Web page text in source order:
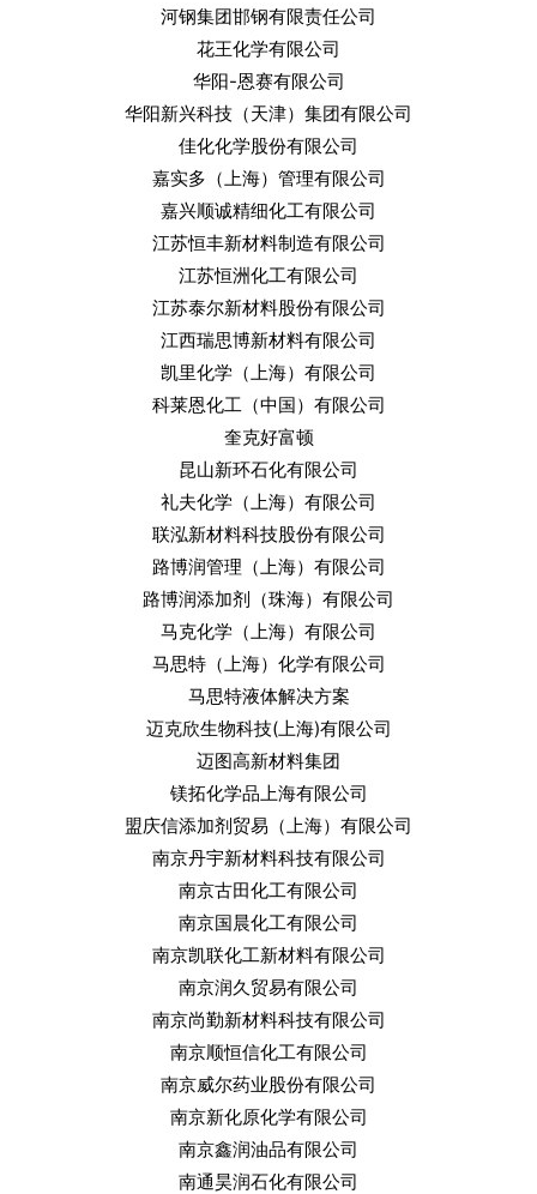
河钢集团邯钢有限责任公司
花王化学有限公司
华阳-恩赛有限公司
华阳新兴科技（天津）集团有限公司
佳化化学股份有限公司
嘉实多（上海）管理有限公司
嘉兴顺诚精细化工有限公司
江苏恒丰新材料制造有限公司
江苏恒洲化工有限公司
江苏泰尔新材料股份有限公司
江西瑞思博新材料有限公司
凯里化学（上海）有限公司
科莱恩化工（中国）有限公司
奎克好富顿
昆山新环石化有限公司
礼夫化学（上海）有限公司
联泓新材料科技股份有限公司
路博润管理（上海）有限公司
路博润添加剂（珠海）有限公司
马克化学（上海）有限公司
马思特（上海）化学有限公司
马思特液体解决方案
迈克欣生物科技(上海)有限公司
迈图高新材料集团
镁拓化学品上海有限公司
盟庆信添加剂贸易（上海）有限公司
南京丹宇新材料科技有限公司
南京古田化工有限公司
南京国晨化工有限公司
南京凯联化工新材料有限公司
南京润久贸易有限公司
南京尚勤新材料科技有限公司
南京顺恒信化工有限公司
南京威尔药业股份有限公司
南京新化原化学有限公司
南京鑫润油品有限公司
南通昊润石化有限公司